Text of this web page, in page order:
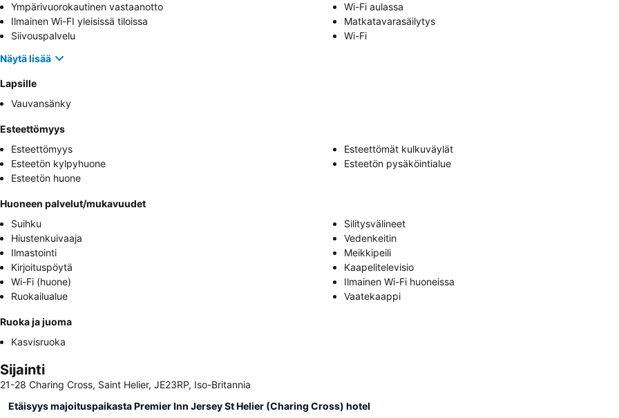
Ympärivuorokautinen vastaanotto
Wi-Fi aulassa
Ilmainen Wi-FI yleisissä tiloissa
Matkatavarasäilytys
Siivouspalvelu
Wi-Fi
Näytä lisää
Lapsille
Vauvansänky
Esteettömyys
Esteettömyys
Esteettömät kulkuväylät
Esteetön kylpyhuone
Esteetön pysäköintialue
Esteetön huone
Huoneen palvelut/mukavuudet
Suihku
Silitysvälineet
Hiustenkuivaaja
Vedenkeitin
Ilmastointi
Meikkipeili
Kirjoituspöytä
Kaapelitelevisio
Wi-Fi (huone)
Ilmainen Wi-Fi huoneissa
Ruokailualue
Vaatekaappi
Ruoka ja juoma
Kasvisruoka
Sijainti
21-28 Charing Cross, Saint Helier, JE23RP, Iso-Britannia
Etäisyys majoituspaikasta Premier Inn Jersey St Helier (Charing Cross) hotel